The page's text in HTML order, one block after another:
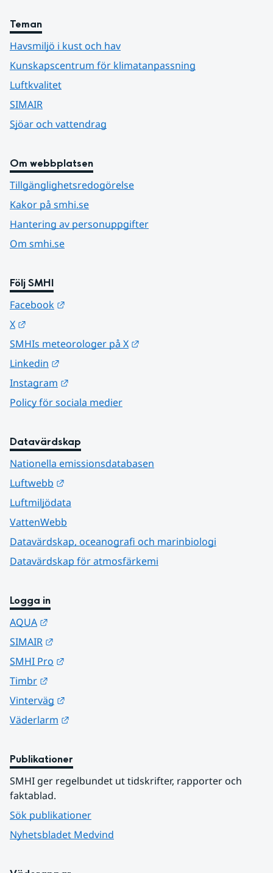
Teman
Havsmiljö i kust och hav
Kunskapscentrum för klimatanpassning
Luftkvalitet
SIMAIR
Sjöar och vattendrag
Om webbplatsen
Tillgänglighetsredogörelse
Kakor på smhi.se
Hantering av personuppgifter
Om smhi.se
Följ SMHI
Facebook
X
SMHIs meteorologer på X
Linkedin
Instagram
Policy för sociala medier
Datavärdskap
Nationella emissionsdatabasen
Luftwebb
Luftmiljödata
VattenWebb
Datavärdskap, oceanografi och marinbiologi
Datavärdskap för atmosfärkemi
Logga in
AQUA
SIMAIR
SMHI Pro
Timbr
Vinterväg
Väderlarm
Publikationer
SMHI ger regelbundet ut tidskrifter, rapporter och
faktablad.
Sök publikationer
Nyhetsbladet Medvind